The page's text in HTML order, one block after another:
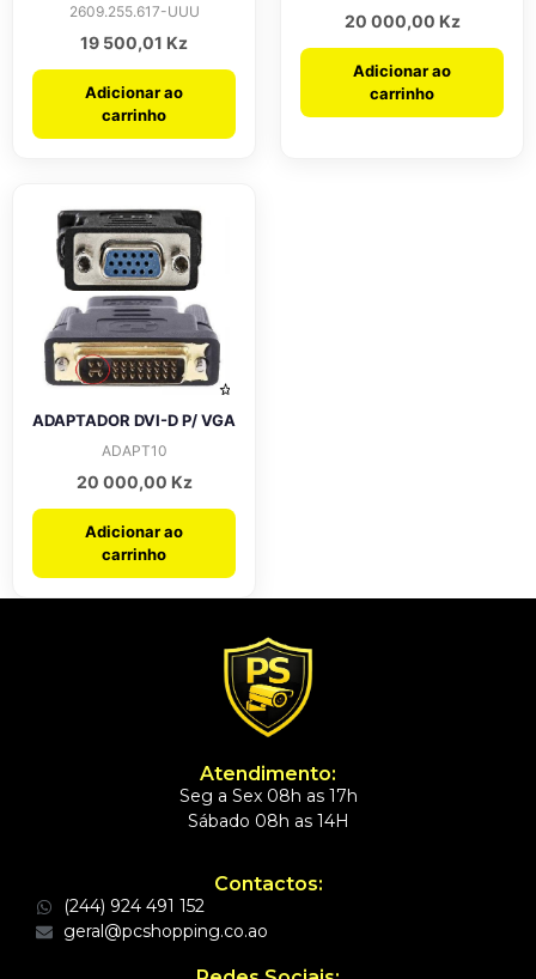
2609.255.617-UUU
19 500,01 Kz
Adicionar ao
carrinho
20 000,00 Kz
Adicionar ao
carrinho
ADAPTADOR DVI-D P/ VGA
ADAPT10
20 000,00 Kz
Adicionar ao
carrinho
Atendimento:
Seg a Sex 08h as 17h
Sábado 08h as 14H
Contactos:
(244) 924 491 152
geral@pcshopping.co.ao